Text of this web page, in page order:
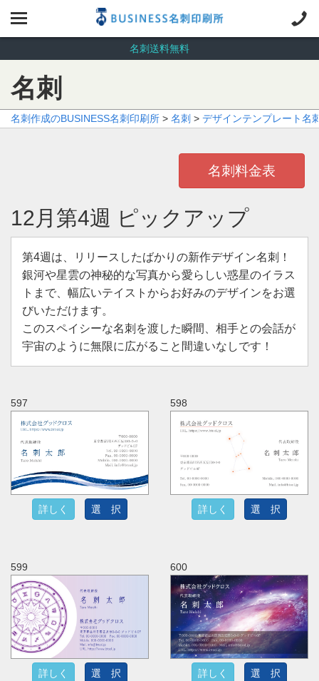
名刺送料無料
名刺
名刺作成のBUSINESS名刺印刷所 > 名刺 > デザインテンプレート名
名刺料金表
12月第4週 ピックアップ
第4週は、リリースしたばかりの新作デザイン名刺！
銀河や星雲の神秘的な写真から愛らしい惑星のイラス
トまで、幅広いテイストからお好みのデザインをお選
びいただけます。
このスペイシーな名刺を渡した瞬間、相手との会話が
宇宙のように無限に広がること間違いなしです！
597
詳しく 選 択
598
詳しく 選 択
599
詳しく 選 択
600
詳しく 選 択